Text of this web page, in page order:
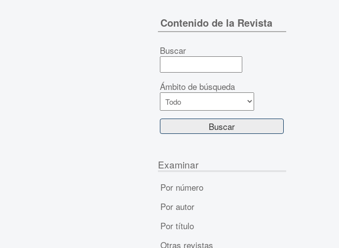
Contenido de la Revista
Buscar
Ámbito de búsqueda
Examinar
Por número
Por autor
Por título
Otras revistas